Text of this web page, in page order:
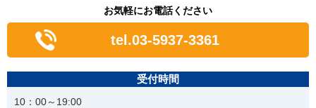
お気軽にお電話ください
tel.03-5937-3361
受付時間
10：00～19:00